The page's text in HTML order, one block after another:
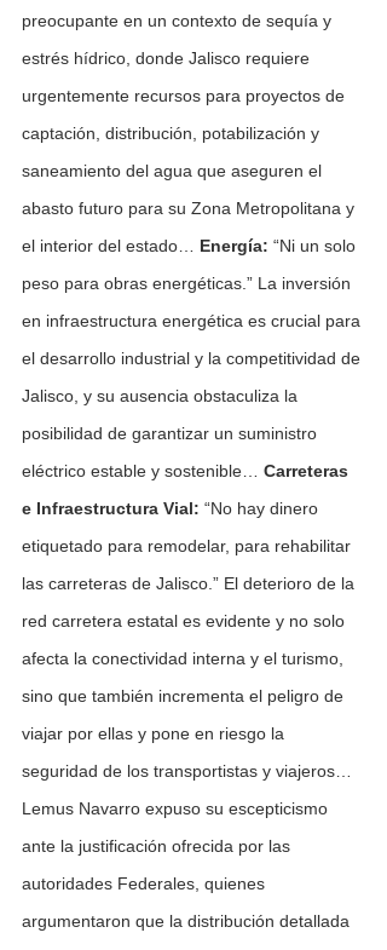
preocupante en un contexto de sequía y
estrés hídrico, donde Jalisco requiere
urgentemente recursos para proyectos de
captación, distribución, potabilización y
saneamiento del agua que aseguren el
abasto futuro para su Zona Metropolitana y
el interior del estado… Energía: “Ni un solo
peso para obras energéticas.” La inversión
en infraestructura energética es crucial para
el desarrollo industrial y la competitividad de
Jalisco, y su ausencia obstaculiza la
posibilidad de garantizar un suministro
eléctrico estable y sostenible… Carreteras
e Infraestructura Vial: “No hay dinero
etiquetado para remodelar, para rehabilitar
las carreteras de Jalisco.” El deterioro de la
red carretera estatal es evidente y no solo
afecta la conectividad interna y el turismo,
sino que también incrementa el peligro de
viajar por ellas y pone en riesgo la
seguridad de los transportistas y viajeros…
Lemus Navarro expuso su escepticismo
ante la justificación ofrecida por las
autoridades Federales, quienes
argumentaron que la distribución detallada